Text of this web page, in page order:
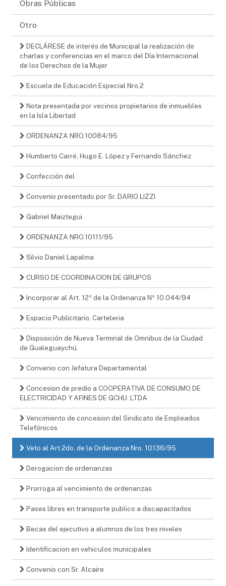
Obras Públicas
Otro
DECLÁRESE de interés de Municipal la realización de
charlas y conferencias en el marco del Día Internacional
de los Derechos de la Mujer
Escuela de Educación Especial Nro.2
Nota presentada por vecinos propietarios de inmuebles
en la Isla Libertad
ORDENANZA NRO.10084/95
Humberto Carré, Hugo E. López y Fernando Sánchez
Confección del
Convenio presentado por Sr. DARIO LIZZI
Gabriel Maiztegui
ORDENANZA NRO.10111/95
Silvio Daniel Lapalma
CURSO DE COORDINACION DE GRUPOS
Incorporar al Art. 12º de la Ordenanza Nº 10.044/94
Espacio Publicitario, Carteleria
Disposición de Nueva Terminal de Omnibus de la Ciudad
de Gualeguaychú.
Convenio con Jefatura Departamental
Concesion de predio a COOPERATIVA DE CONSUMO DE
ELECTRICIDAD Y AFINES DE GCHU. LTDA
Vencimiento de concesion del Sindicato de Empleados
Telefónicos
Veto al Art.2do. de la Ordenanza Nro. 10136/95
Derogacion de ordenanzas
Prorroga al vencimiento de ordenanzas
Pases libres en transporte publico a discapacitados
Becas del ejecutivo a alumnos de los tres niveles
Identificacion en vehiculos municipales
Convenio con Sr. Alcaire